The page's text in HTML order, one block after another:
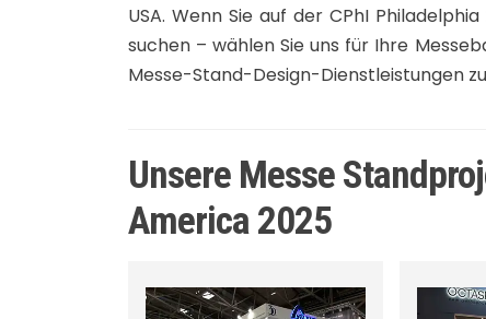
USA. Wenn Sie auf der CPhI
suchen – wählen Sie uns für Ihre
Messe-Stand-Design-Dienstleistungen
Unsere Messe
America 2025